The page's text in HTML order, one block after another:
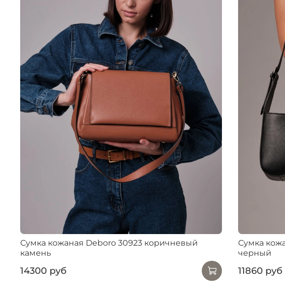
Сумка кожаная Deboro 30923 коричневый
камень
14300 руб
Сумка
черный
11860 руб